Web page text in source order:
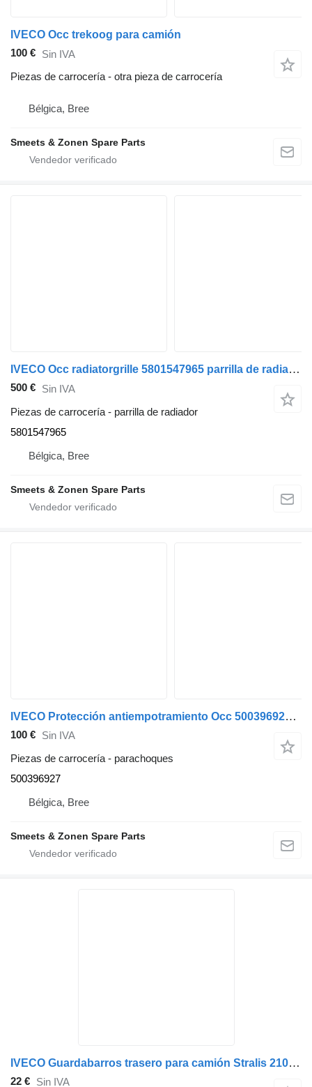
IVECO Occ trekoog para camión
100 € Sin IVA
Piezas de carrocería - otra pieza de carrocería
Bélgica, Bree
Smeets & Zonen Spare Parts
IVECO Occ radiatorgrille 5801547965 parrilla de radiador para camión
500 € Sin IVA
Piezas de carrocería - parrilla de radiador
5801547965
Bélgica, Bree
Smeets & Zonen Spare Parts
IVECO Protección antiempotramiento Occ 500396927 parachoques para camión
100 € Sin IVA
Piezas de carrocería - parachoques
500396927
Bélgica, Bree
Smeets & Zonen Spare Parts
IVECO Guardabarros trasero para camión Stralis 210mm 41298975 para camión
22 € Sin IVA